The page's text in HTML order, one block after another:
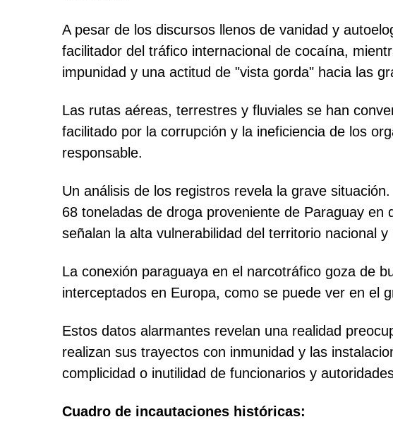
A pesar de los discursos llenos de vanidad y
facilitador del tráfico internacional de cocaína,
impunidad y una actitud de "vista gorda" hacia las
Las rutas aéreas, terrestres y fluviales se han
facilitado por la corrupción y la ineficiencia de los
responsable.
Un análisis de los registros revela la grave
68 toneladas de droga proveniente de Paraguay
señalan la alta vulnerabilidad del territorio nacional
La conexión paraguaya en el narcotráfico goza de
interceptados en Europa, como se puede ver en el
Estos datos alarmantes revelan una realidad
realizan sus trayectos con inmunidad y las
complicidad o inutilidad de funcionarios y
Cuadro de incautaciones históricas: